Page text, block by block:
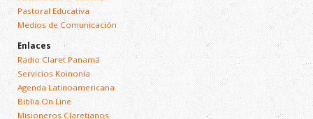
Pastoral Educativa
Medios de Comunicación
Enlaces
Radio Claret Panamá
Servicios Koinonía
Agenda Latinoamericana
Biblia On Line
Misioneros Claretianos